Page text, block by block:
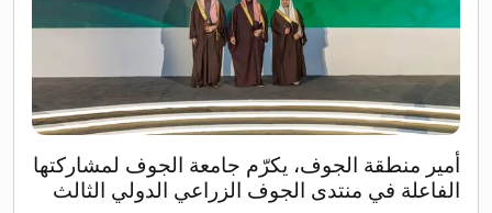
أمير منطقة الجوف، يكرّم جامعة الجوف لمشاركتها
الفاعلة في منتدى الجوف الزراعي الدولي الثالث